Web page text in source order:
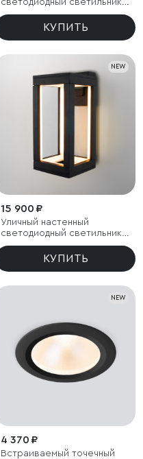
светодиодный светильник
Frame 3000K чёрный
КУПИТЬ
NEW
15 900 ₽
Уличный настенный
светодиодный светильник
Frame 3000K чёрный
КУПИТЬ
NEW
4 370 ₽
Встраиваемый точечный